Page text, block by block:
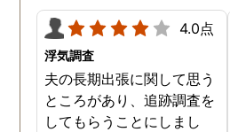
4.0点
浮気調査
夫の長期出張に関して思う
ところがあり、追跡調査を
してもらうことにしまし